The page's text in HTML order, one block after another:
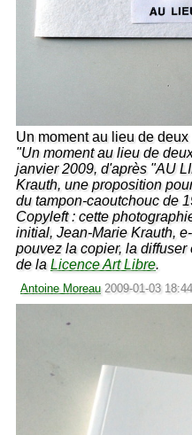
Un moment au lieu de
"Un moment au lieu de
janvier 2009, d'après "AU
Krauth, une proposition
du tampon-caoutchouc de
Copyleft : cette
initial, Jean-Marie Krauth,
pouvez la copier, la
de laLicence Art Libre.
Antoine Moreau 2009-01-03